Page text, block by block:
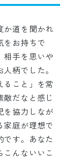
か道を聞かれ
をお持ちで
相手を思いや
柄でした。
ること」を常
だなと感じ
を協力しなが
家庭が理想で
す。あなた
んないいこ